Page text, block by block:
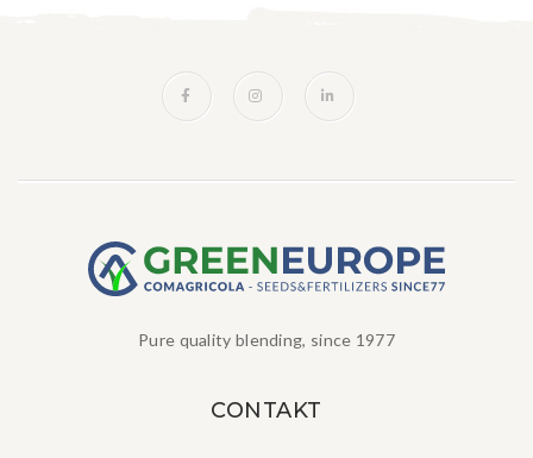
Pure quality blending, since 1977
CONTAKT